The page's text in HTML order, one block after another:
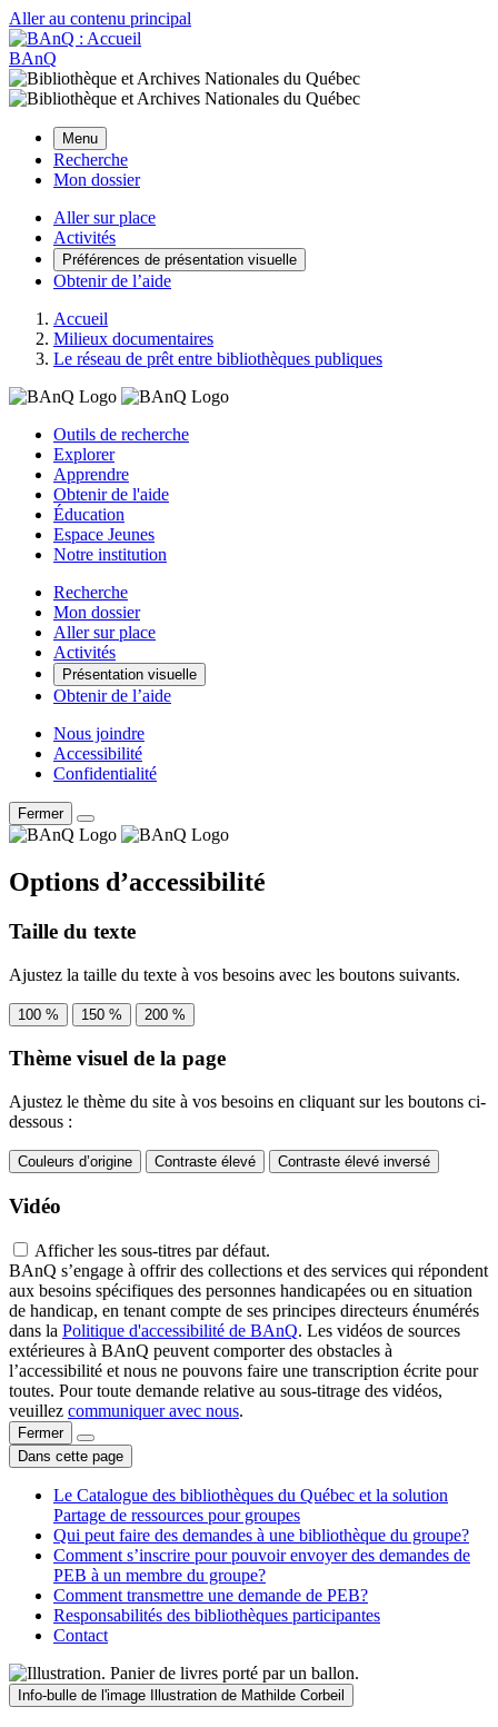
Aller au contenu principal
BAnQ
Menu
Recherche
Mon dossier
Aller sur place
Activités
Préférences de présentation visuelle
Obtenir de l’aide
Accueil
Milieux documentaires
Le réseau de prêt entre bibliothèques publiques
Outils de recherche
Explorer
Apprendre
Obtenir de l'aide
Éducation
Espace Jeunes
Notre institution
Recherche
Mon dossier
Aller sur place
Activités
Présentation visuelle
Obtenir de l’aide
Nous joindre
Accessibilité
Confidentialité
Fermer
Options d’accessibilité
Taille du texte
Ajustez la taille du texte à vos besoins avec les boutons suivants.
100 % 150 % 200 %
Thème visuel de la page
Ajustez le thème du site à vos besoins en cliquant sur les boutons ci-
dessous :
Couleurs d’origine Contraste élevé Contraste élevé inversé
Vidéo
Afficher les sous-titres par défaut.
BAnQ s’engage à offrir des collections et des services qui répondent
aux besoins spécifiques des personnes handicapées ou en situation
de handicap, en tenant compte de ses principes directeurs énumérés
dans la Politique d'accessibilité de BAnQ. Les vidéos de sources
extérieures à BAnQ peuvent comporter des obstacles à
l’accessibilité et nous ne pouvons faire une transcription écrite pour
toutes. Pour toute demande relative au sous-titrage des vidéos,
veuillez communiquer avec nous.
Fermer
Dans cette page
Le Catalogue des bibliothèques du Québec et la solution
Partage de ressources pour groupes
Qui peut faire des demandes à une bibliothèque du groupe?
Comment s’inscrire pour pouvoir envoyer des demandes de
PEB à un membre du groupe?
Comment transmettre une demande de PEB?
Responsabilités des bibliothèques participantes
Contact
Info-bulle de l'image Illustration de Mathilde Corbeil